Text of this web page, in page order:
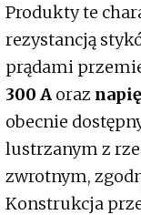
Produkty te
rezystancją
prądami
300 A oraz
obecnie
lustrzanym z
zwrotnym,
Konstrukcja